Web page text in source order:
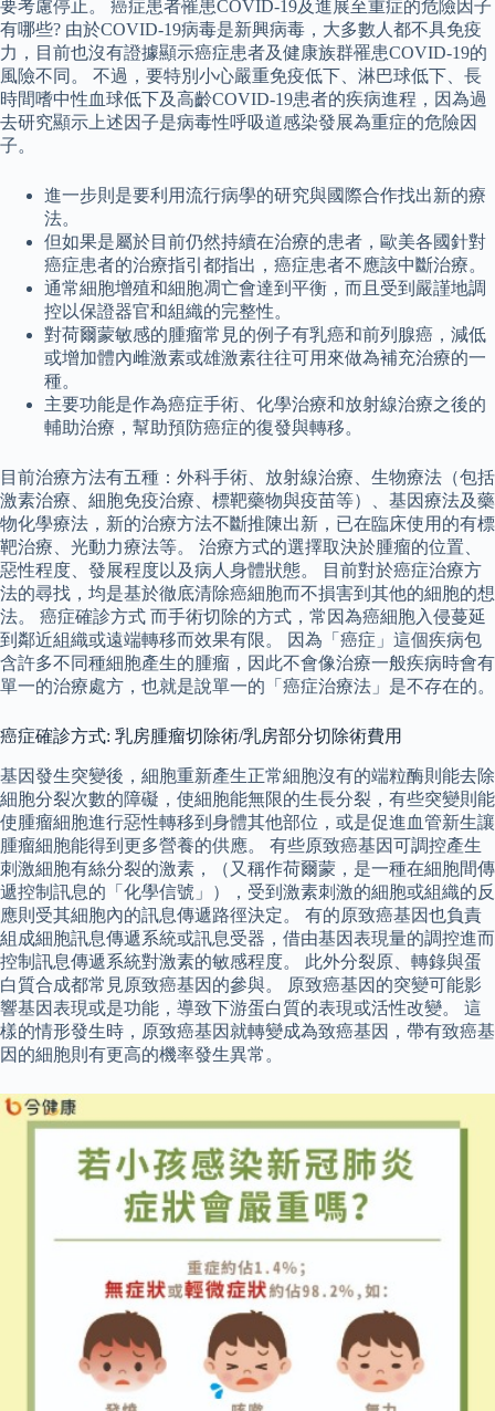
要考慮停止。 癌症患者罹患COVID-19及進展至重症的危險因子
有哪些? 由於COVID-19病毒是新興病毒，大多數人都不具免疫
力，目前也沒有證據顯示癌症患者及健康族群罹患COVID-19的
風險不同。 不過，要特別小心嚴重免疫低下、淋巴球低下、長
時間嗜中性血球低下及高齡COVID-19患者的疾病進程，因為過
去研究顯示上述因子是病毒性呼吸道感染發展為重症的危險因
子。
進一步則是要利用流行病學的研究與國際合作找出新的療
法。
但如果是屬於目前仍然持續在治療的患者，歐美各國針對
癌症患者的治療指引都指出，癌症患者不應該中斷治療。
通常細胞增殖和細胞凋亡會達到平衡，而且受到嚴謹地調
控以保證器官和組織的完整性。
對荷爾蒙敏感的腫瘤常見的例子有乳癌和前列腺癌，減低
或增加體內雌激素或雄激素往往可用來做為補充治療的一
種。
主要功能是作為癌症手術、化學治療和放射線治療之後的
輔助治療，幫助預防癌症的復發與轉移。
目前治療方法有五種：外科手術、放射線治療、生物療法（包括
激素治療、細胞免疫治療、標靶藥物與疫苗等）、基因療法及藥
物化學療法，新的治療方法不斷推陳出新，已在臨床使用的有標
靶治療、光動力療法等。 治療方式的選擇取決於腫瘤的位置、
惡性程度、發展程度以及病人身體狀態。 目前對於癌症治療方
法的尋找，均是基於徹底清除癌細胞而不損害到其他的細胞的想
法。 癌症確診方式 而手術切除的方式，常因為癌細胞入侵蔓延
到鄰近組織或遠端轉移而效果有限。 因為「癌症」這個疾病包
含許多不同種細胞產生的腫瘤，因此不會像治療一般疾病時會有
單一的治療處方，也就是說單一的「癌症治療法」是不存在的。
癌症確診方式: 乳房腫瘤切除術/乳房部分切除術費用
基因發生突變後，細胞重新產生正常細胞沒有的端粒酶則能去除
細胞分裂次數的障礙，使細胞能無限的生長分裂，有些突變則能
使腫瘤細胞進行惡性轉移到身體其他部位，或是促進血管新生讓
腫瘤細胞能得到更多營養的供應。 有些原致癌基因可調控產生
刺激細胞有絲分裂的激素，（又稱作荷爾蒙，是一種在細胞間傳
遞控制訊息的「化學信號」），受到激素刺激的細胞或組織的反
應則受其細胞內的訊息傳遞路徑決定。 有的原致癌基因也負責
組成細胞訊息傳遞系統或訊息受器，借由基因表現量的調控進而
控制訊息傳遞系統對激素的敏感程度。 此外分裂原、轉錄與蛋
白質合成都常見原致癌基因的參與。 原致癌基因的突變可能影
響基因表現或是功能，導致下游蛋白質的表現或活性改變。 這
樣的情形發生時，原致癌基因就轉變成為致癌基因，帶有致癌基
因的細胞則有更高的機率發生異常。